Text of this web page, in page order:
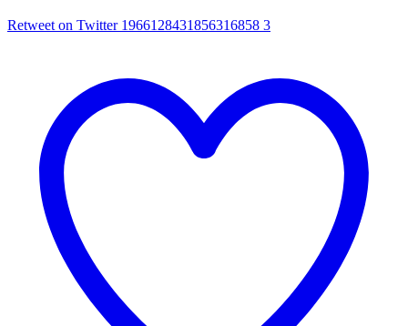
Retweet on Twitter 1966128431856316858 3